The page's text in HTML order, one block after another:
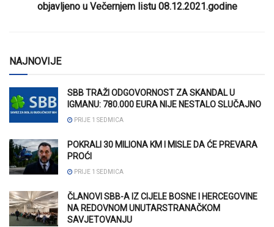
objavljeno u Večernjem listu 08.12.2021.godine
NAJNOVIJE
SBB TRAŽI ODGOVORNOST ZA SKANDAL U
IGMANU: 780.000 EURA NIJE NESTALO SLUČAJNO
PRIJE 1 SEDMICA
POKRALI 30 MILIONA KM I MISLE DA ĆE PREVARA
PROĆI
PRIJE 1 SEDMICA
ČLANOVI SBB-A IZ CIJELE BOSNE I HERCEGOVINE
NA REDOVNOM UNUTARSTRANAČKOM
SAVJETOVANJU